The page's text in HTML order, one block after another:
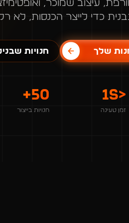
עיצוב שמוכר,
כדי לייצר הכנסות, לא
שלך חנויות
<1s
זמן טעינה
50+
חנויות בייצור